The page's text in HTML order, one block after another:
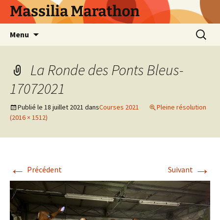
AllerMassilia Marathon
Menu
La Ronde des Ponts Bleus-
17072021
Publié le 18 juillet 2021 dansCourses 2021
Pleine résolution
(2016 × 1512)
← Précédent Suivant →